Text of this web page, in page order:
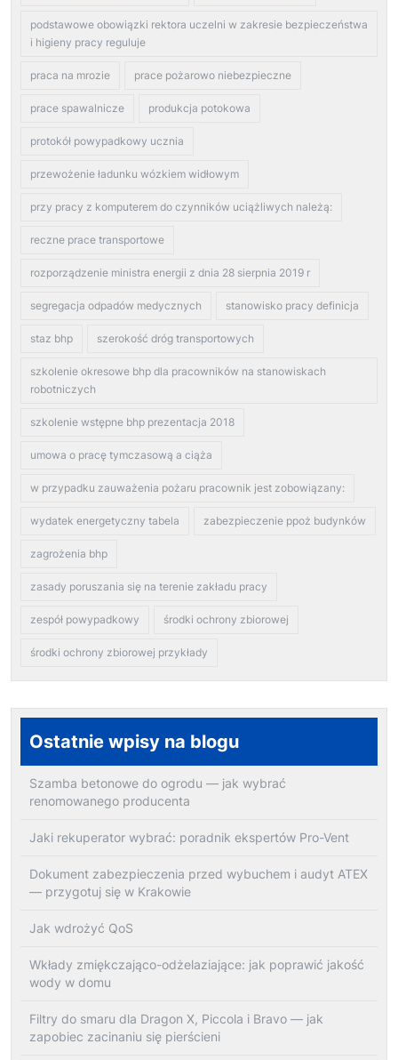
podstawowe obowiązki rektora uczelni w zakresie bezpieczeństwa
i higieny pracy reguluje
praca na mrozie prace pożarowo niebezpieczne
prace spawalnicze produkcja potokowa
protokół powypadkowy ucznia
przewożenie ładunku wózkiem widłowym
przy pracy z komputerem do czynników uciążliwych należą:
reczne prace transportowe
rozporządzenie ministra energii z dnia 28 sierpnia 2019 r
segregacja odpadów medycznych stanowisko pracy definicja
staz bhp szerokość dróg transportowych
szkolenie okresowe bhp dla pracowników na stanowiskach
robotniczych
szkolenie wstępne bhp prezentacja 2018
umowa o pracę tymczasową a ciąża
w przypadku zauważenia pożaru pracownik jest zobowiązany:
wydatek energetyczny tabela zabezpieczenie ppoż budynków
zagrożenia bhp
zasady poruszania się na terenie zakładu pracy
zespół powypadkowy środki ochrony zbiorowej
środki ochrony zbiorowej przykłady
Ostatnie wpisy na blogu
Szamba betonowe do ogrodu — jak wybrać
renomowanego producenta
Jaki rekuperator wybrać: poradnik ekspertów Pro-Vent
Dokument zabezpieczenia przed wybuchem i audyt ATEX
— przygotuj się w Krakowie
Jak wdrożyć QoS
Wkłady zmiękczająco-odżelaziające: jak poprawić jakość
wody w domu
Filtry do smaru dla Dragon X, Piccola i Bravo — jak
zapobiec zacinaniu się pierścieni